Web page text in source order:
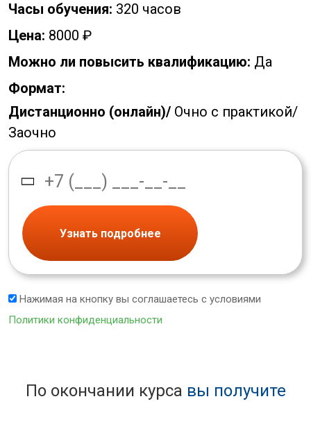
Часы обучения: 320 часов
Цена: 8000 ₽
Можно ли повысить квалификацию: Да
Формат:
Дистанционно (онлайн)/ Очно с практикой/
Заочно
Узнать подробнее
Нажимая на кнопку вы соглашаетесь с условиями
Политики конфиденциальности
По окончании курса вы получите